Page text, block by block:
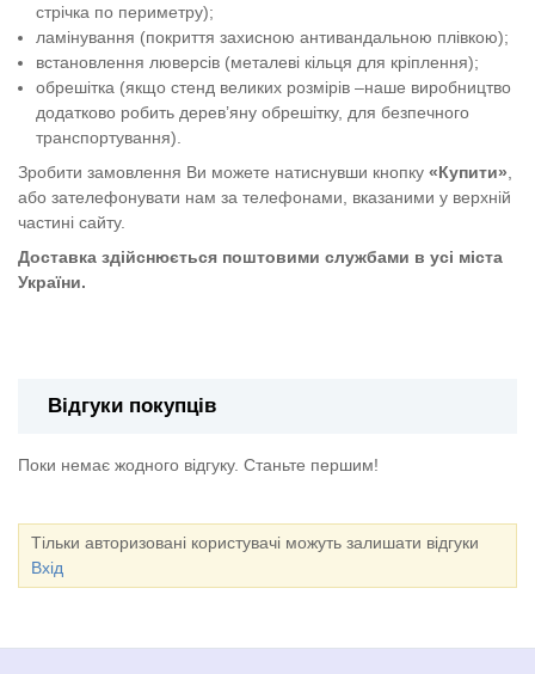
стрічка по периметру);
ламінування (покриття захисною антивандальною плівкою);
встановлення люверсів (металеві кільця для кріплення);
обрешітка (якщо стенд великих розмірів –наше виробництво
додатково робить дерев’яну обрешітку, для безпечного
транспортування).
Зробити замовлення Ви можете натиснувши кнопку «Купити»
або зателефонувати нам за телефонами, вказаними у верхній
частині сайту.
Доставка здійснюється поштовими службами в усі міста
України.
Відгуки покупців
Поки немає жодного відгуку. Станьте першим!
Тільки авторизовані користувачі можуть залишати відгуки
Вхід